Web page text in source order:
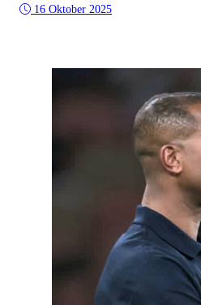
16 Oktober 2025